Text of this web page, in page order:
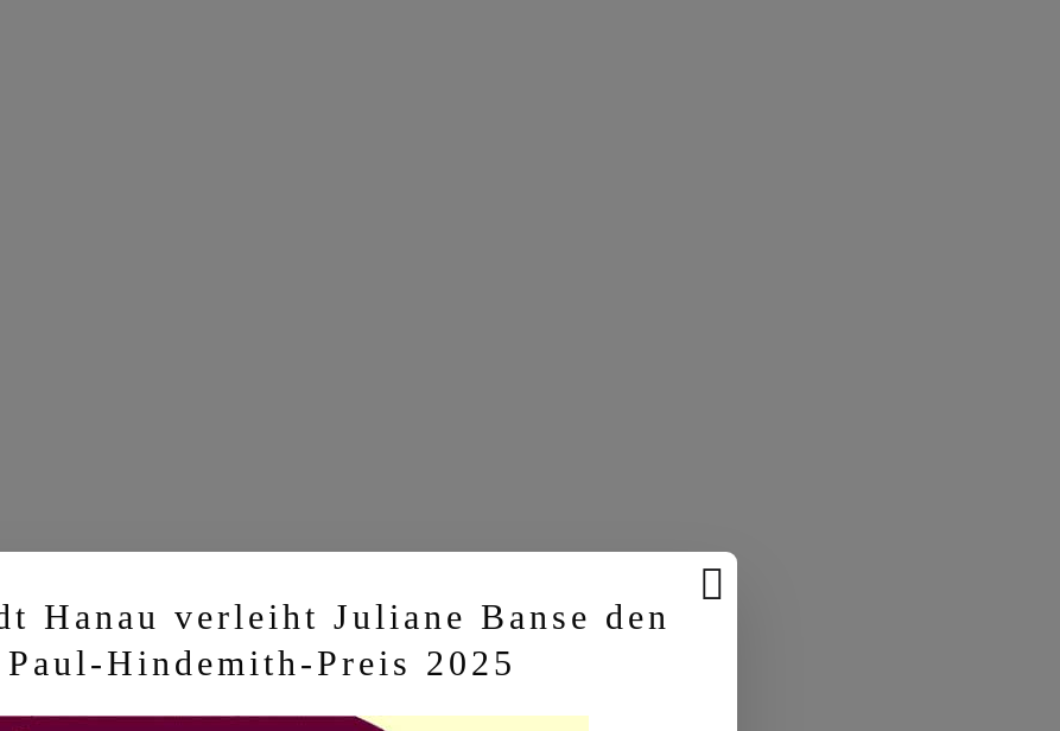
Hanau verleiht Juliane Banse den
Paul-Hindemith-Preis 2025